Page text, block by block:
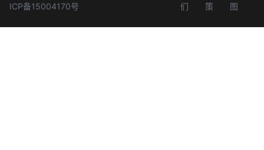
ICP备15004170号
们
策
图